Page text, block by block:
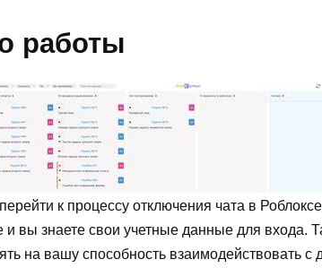
работы
к процессу отключения чата в
и вы знаете свои учетные данные для входа.
на вашу способность взаимодействовать с